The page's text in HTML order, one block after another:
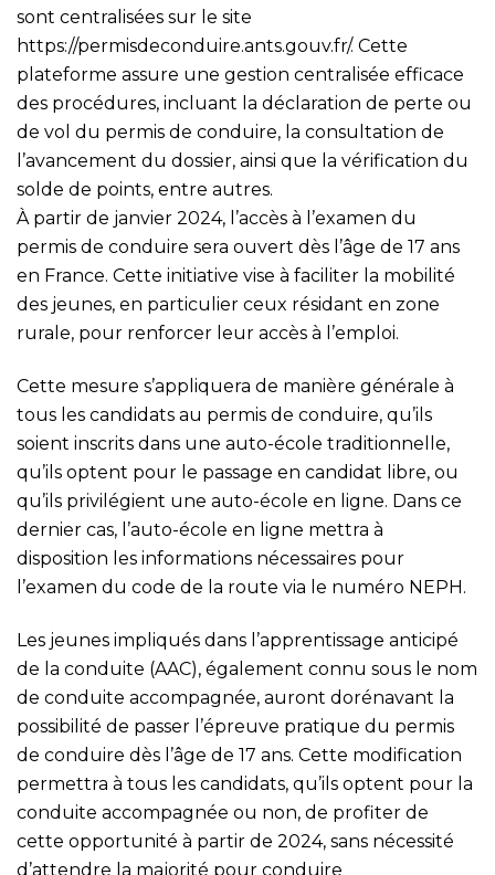
sont centralisées sur le site
https://permisdeconduire.ants.gouv.fr/. Cette
plateforme assure une gestion centralisée efficace
des procédures, incluant la déclaration de perte ou
de vol du permis de conduire, la consultation de
l’avancement du dossier, ainsi que la vérification du
solde de points, entre autres.
À partir de janvier 2024, l’accès à l’examen du
permis de conduire sera ouvert dès l’âge de 17 ans
en France. Cette initiative vise à faciliter la mobilité
des jeunes, en particulier ceux résidant en zone
rurale, pour renforcer leur accès à l’emploi.
Cette mesure s’appliquera de manière générale à
tous les candidats au permis de conduire, qu’ils
soient inscrits dans une auto-école traditionnelle,
qu’ils optent pour le passage en candidat libre, ou
qu’ils privilégient une auto-école en ligne. Dans ce
dernier cas, l’auto-école en ligne mettra à
disposition les informations nécessaires pour
l’examen du code de la route via le numéro NEPH.
Les jeunes impliqués dans l’apprentissage anticipé
de la conduite (AAC), également connu sous le nom
de conduite accompagnée, auront dorénavant la
possibilité de passer l’épreuve pratique du permis
de conduire dès l’âge de 17 ans. Cette modification
permettra à tous les candidats, qu’ils optent pour la
conduite accompagnée ou non, de profiter de
cette opportunité à partir de 2024, sans nécessité
d’attendre la majorité pour conduire